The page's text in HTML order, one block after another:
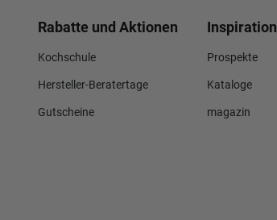
Rabatte und Aktionen
Kochschule
Hersteller-Beratertage
Gutscheine
Inspiration
Prospekte
Kataloge
magazin